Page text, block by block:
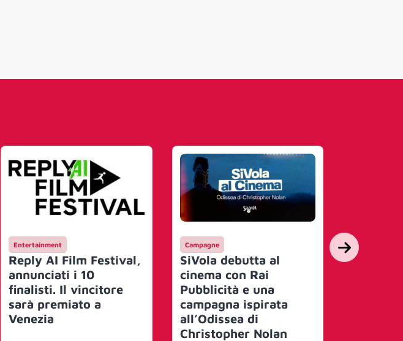
Entertainment
Reply AI Film Festival,
annunciati i 10
finalisti. Il vincitore
sarà premiato a
Venezia
Campagne
SiVola debutta al
cinema con Rai
Pubblicità e una
campagna ispirata
all’Odissea di
Christopher Nolan
Eventi
Vogue